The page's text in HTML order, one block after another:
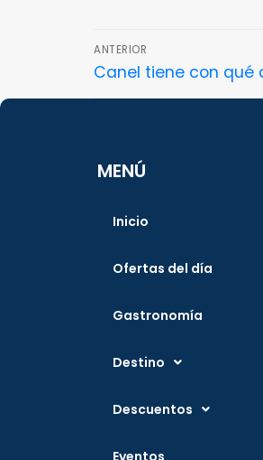
ANTERIOR
Canel tiene con qué
MENÚ
Inicio
Ofertas del día
Gastronomía
Destino
Descuentos
Eventos